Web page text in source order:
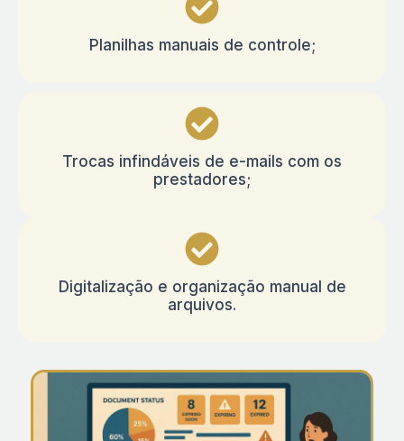
Planilhas manuais de controle;
Trocas infindáveis de e-mails com os
prestadores;
Digitalização e organização manual de
arquivos.